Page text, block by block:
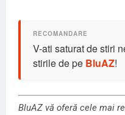
V-ati saturat de stiri
stirile de pe BluAZ!
BluAZ vă oferă cele mai